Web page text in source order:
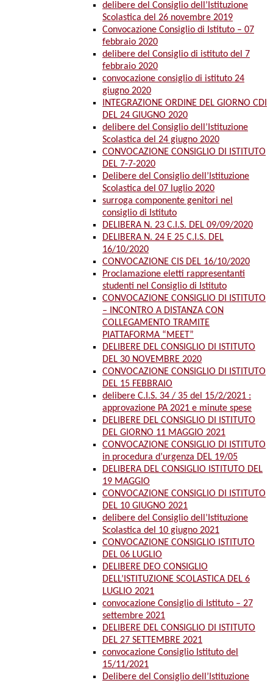
delibere del Consiglio dell’Istituzione
Scolastica del 26 novembre 2019
Convocazione Consiglio di Istituto – 07
febbraio 2020
delibere del Consiglio di istituto del 7
febbraio 2020
convocazione consiglio di istituto 24
giugno 2020
INTEGRAZIONE ORDINE DEL GIORNO CDI
DEL 24 GIUGNO 2020
delibere del Consiglio dell’Istituzione
Scolastica del 24 giugno 2020
CONVOCAZIONE CONSIGLIO DI ISTITUTO
DEL 7-7-2020
Delibere del Consiglio dell’Istituzione
Scolastica del 07 luglio 2020
surroga componente genitori nel
consiglio di Istituto
DELIBERA N. 23 C.I.S. DEL 09/09/2020
DELIBERA N. 24 E 25 C.I.S. DEL
16/10/2020
CONVOCAZIONE CIS DEL 16/10/2020
Proclamazione eletti rappresentanti
studenti nel Consiglio di Istituto
CONVOCAZIONE CONSIGLIO DI ISTITUTO
– INCONTRO A DISTANZA CON
COLLEGAMENTO TRAMITE
PIATTAFORMA “MEET”
DELIBERE DEL CONSIGLIO DI ISTITUTO
DEL 30 NOVEMBRE 2020
CONVOCAZIONE CONSIGLIO DI ISTITUTO
DEL 15 FEBBRAIO
delibere C.I.S. 34 / 35 del 15/2/2021 :
approvazione PA 2021 e minute spese
DELIBERE DEL CONSIGLIO DI ISTITUTO
DEL GIORNO 11 MAGGIO 2021
CONVOCAZIONE CONSIGLIO DI ISTITUTO
in procedura d’urgenza DEL 19/05
DELIBERA DEL CONSIGLIO ISTITUTO DEL
19 MAGGIO
CONVOCAZIONE CONSIGLIO DI ISTITUTO
DEL 10 GIUGNO 2021
delibere del Consiglio dell’Istituzione
Scolastica del 10 giugno 2021
CONVOCAZIONE CONSIGLIO ISTITUTO
DEL 06 LUGLIO
DELIBERE DEO CONSIGLIO
DELL’ISTITUZIONE SCOLASTICA DEL 6
LUGLIO 2021
convocazione Consiglio di Istituto – 27
settembre 2021
DELIBERE DEL CONSIGLIO DI ISTITUTO
DEL 27 SETTEMBRE 2021
convocazione Consiglio Istituto del
15/11/2021
Delibere del Consiglio dell’Istituzione